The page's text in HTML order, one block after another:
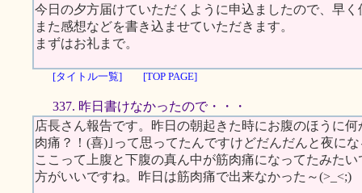
今日の夕方届けていただくように申込ましたので、早
また感想などを書き込ませていただきます。
まずはお礼まで。
[タイトル一覧] [TOP PAGE]
337. 昨日書けなかったので・・・
店長さん報告です。昨日の朝起きた時にお腹のほうに
肉痛？！(喜)｣って思ってたんですけどだんだんと夜に
ここって上腹と下腹の真ん中が筋肉痛になってたみた
方がいいですね。昨日は筋肉痛で出来なかった～(>_<;)